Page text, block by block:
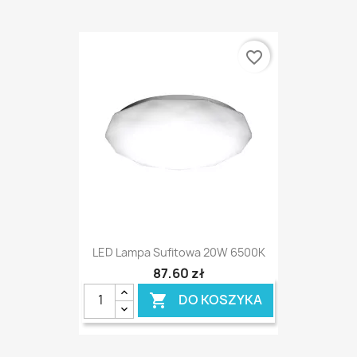
LED Lampa Sufitowa 20W 6500K
87,60 zł
 DO KOSZYKA
favorite_border